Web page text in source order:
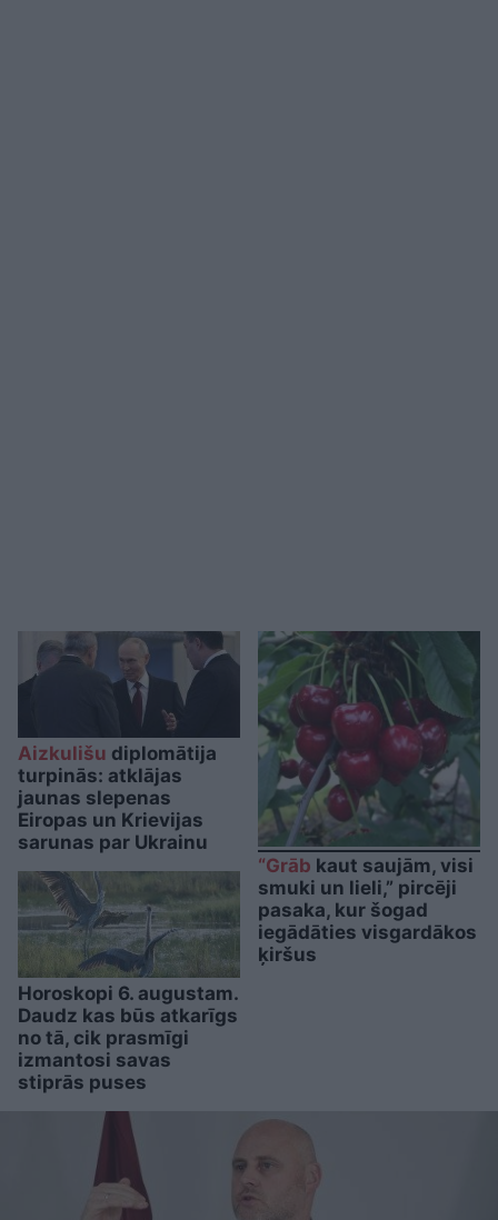
Aizkulišu diplomātija
turpinās: atklājas
jaunas slepenas
Eiropas un Krievijas
sarunas par Ukrainu
Horoskopi 6. augustam.
Daudz kas būs atkarīgs
no tā, cik prasmīgi
izmantosi savas
stiprās puses
“Grāb kaut saujām, visi
smuki un lieli,” pircēji
pasaka, kur šogad
iegādāties visgardākos
ķiršus